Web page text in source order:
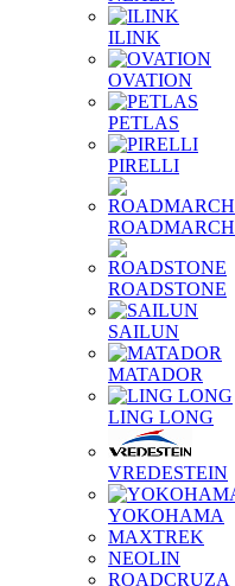
ILINK
OVATION
PETLAS
PIRELLI
ROADMARCH
ROADSTONE
SAILUN
MATADOR
LING LONG
VREDESTEIN
YOKOHAMA
MAXTREK
NEOLIN
ROADCRUZA